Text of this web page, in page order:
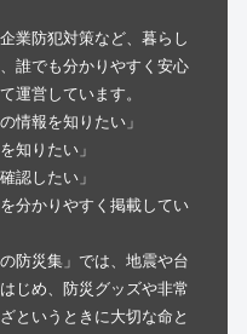
業防犯対策など、暮らし
誰でも分かりやすく安心
運営しています。
情報を知りたい」
知りたい」
認したい」
分かりやすく掲載してい
防災集」では、地震や台
じめ、防災グッズや非常
というときに大切な命と